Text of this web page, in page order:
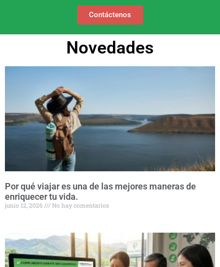
Contáctenos
Novedades
Por qué viajar es una de las mejores maneras de
enriquecer tu vida.
junio 12, 2026 No hay comentarios